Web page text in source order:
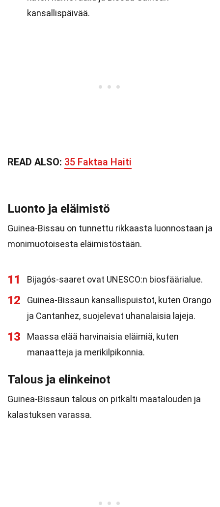
kansallispäivää.
READ ALSO: 35 Faktaa Haiti
Luonto ja eläimistö
Guinea-Bissau on tunnettu rikkaasta luonnostaan ja
monimuotoisesta eläimistöstään.
11 Bijagós-saaret ovat UNESCO:n biosfäärialue.
12
Guinea-Bissaun kansallispuistot, kuten Orango
ja Cantanhez, suojelevat uhanalaisia lajeja.
13
Maassa elää harvinaisia eläimiä, kuten
manaatteja ja merikilpikonnia.
Talous ja elinkeinot
Guinea-Bissaun talous on pitkälti maatalouden ja
kalastuksen varassa.